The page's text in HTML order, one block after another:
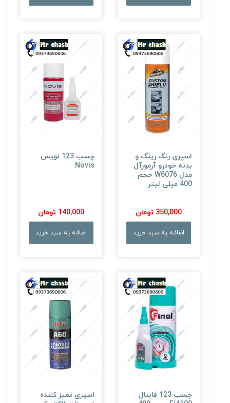
اسپری رنگ رینگ و
بدنه خودرو آرمورآل
مدل W6076 حجم
400 میلی لیتر
350,000 تومان
اضافه به سبد خرید
چسب 123 نویس
Novis
140,000 تومان
اضافه به سبد خرید
چسب 123 فاینال
اسپری تمیز کننده